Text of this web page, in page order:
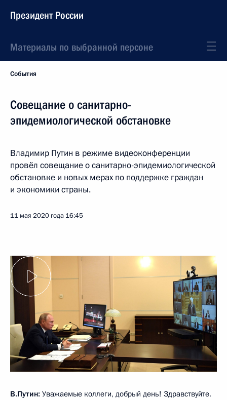
Президент России
Материалы по выбранной персоне
События
Совещание о санитарно-
эпидемиологической обстановке
Владимир Путин в режиме видеоконференции
провёл совещание о санитарно-эпидемиологической
обстановке и новых мерах по поддержке граждан
и экономики страны.
11 мая 2020 года 16:45
В.Путин: Уважаемые коллеги, добрый день! Здравствуйте.